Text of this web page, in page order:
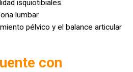
isquiotibiales.
lumbar.
pélvico y el balance articular
con